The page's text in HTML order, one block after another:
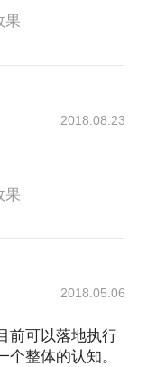
果
2018.08.23
果
2018.05.06
前可以落地执行
整体的认知。